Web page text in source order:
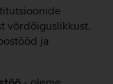
võrdõiguslikkust,
ja